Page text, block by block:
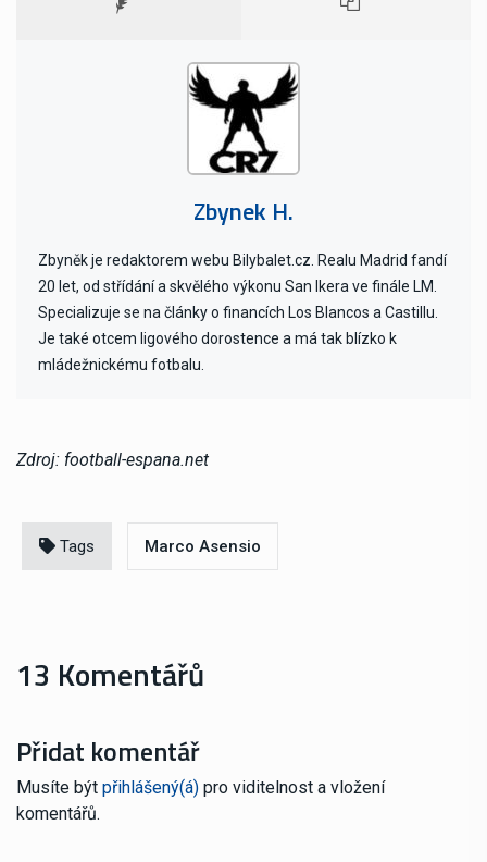
Zbynek H.
Zbyněk je redaktorem webu Bilybalet.cz. Realu Madrid fandí
20 let, od střídání a skvělého výkonu San Ikera ve finále LM.
Specializuje se na články o financích Los Blancos a Castillu.
Je také otcem ligového dorostence a má tak blízko k
mládežnickému fotbalu.
Zdroj: football-espana.net
Tags Marco Asensio
13 Komentářů
Přidat komentář
Musíte být přihlášený(á) pro viditelnost a vložení
komentářů.